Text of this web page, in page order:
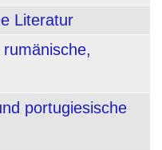
Literatur
portugiesische